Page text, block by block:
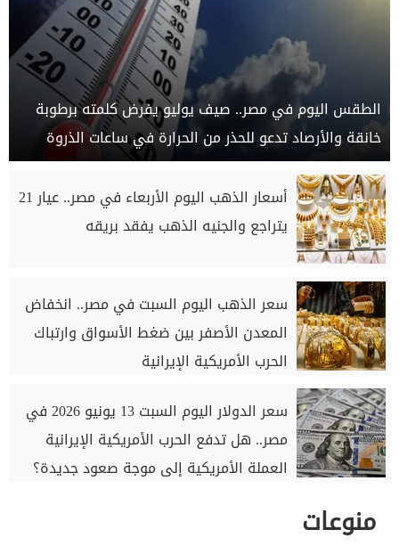
الطقس اليوم في مصر.. صيف يوليو يفرض كلمته برطوبة
خانقة والأرصاد تدعو للحذر من الحرارة في ساعات الذروة
أسعار الذهب اليوم الأربعاء في مصر.. عيار 21
يتراجع والجنيه الذهب يفقد بريقه
سعر الذهب اليوم السبت في مصر.. انخفاض
المعدن الأصفر بين ضغط الأسواق وارتباك
الحرب الأمريكية الإيرانية
سعر الدولار اليوم السبت 13 يونيو 2026 في
مصر.. هل تدفع الحرب الأمريكية الإيرانية
العملة الأمريكية إلى موجة صعود جديدة؟
منوعات